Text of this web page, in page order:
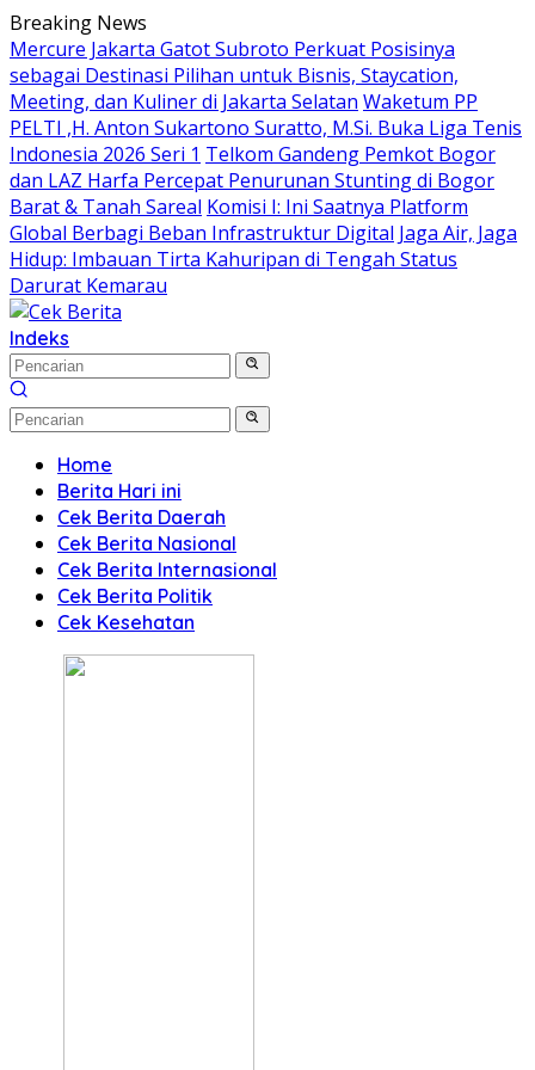
Langsung
ke
konten
Breaking News
Mercure Jakarta Gatot Subroto Perkuat Posisinya
sebagai Destinasi Pilihan untuk Bisnis, Staycation,
Meeting, dan Kuliner di Jakarta Selatan Waketum PP
PELTI ,H. Anton Sukartono Suratto, M.Si. Buka Liga Tenis
Indonesia 2026 Seri 1 Telkom Gandeng Pemkot Bogor
dan LAZ Harfa Percepat Penurunan Stunting di Bogor
Barat & Tanah Sareal Komisi I: Ini Saatnya Platform
Global Berbagi Beban Infrastruktur Digital Jaga Air, Jaga
Hidup: Imbauan Tirta Kahuripan di Tengah Status
Darurat Kemarau
Indeks
Home
Berita Hari ini
Cek Berita Daerah
Cek Berita Nasional
Cek Berita Internasional
Cek Berita Politik
Cek Kesehatan